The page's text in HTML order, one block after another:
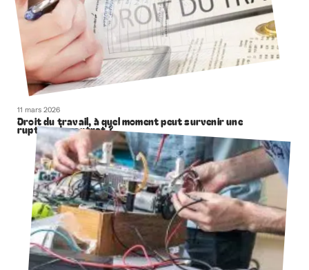
11 mars 2026
Droit du travail, à quel moment peut survenir une
rupture de contrat ?